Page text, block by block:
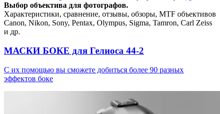
Выбор объектива для фотографов.
Характеристики, сравнение, отзывы, обзоры, MTF объективов
Canon, Nikon, Sony, Pentax, Olympus, Sigma, Tamron, Carl Zeiss
и др.
МАСКИ БОКЕ для Гелиоса 44-2
С их помощью вы сможете добиться более 90 разных
эффектов боке